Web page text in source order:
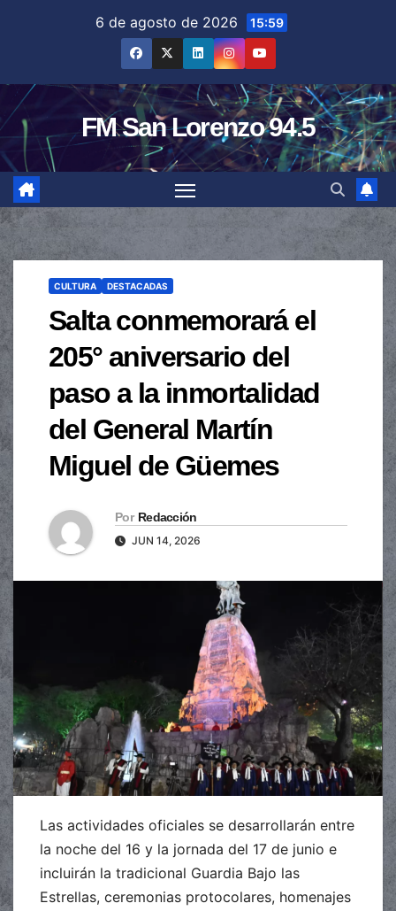
6 de agosto de 2026 15:59
FM San Lorenzo 94.5
CULTURA DESTACADAS
Salta conmemorará el
205° aniversario del
paso a la inmortalidad
del General Martín
Miguel de Güemes
Por Redacción
JUN 14, 2026
Las actividades oficiales se desarrollarán entre
la noche del 16 y la jornada del 17 de junio e
incluirán la tradicional Guardia Bajo las
Estrellas, ceremonias protocolares, homenajes